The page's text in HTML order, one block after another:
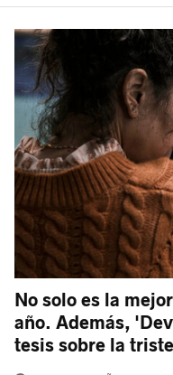
No solo es la
año. Además,
tesis sobre la